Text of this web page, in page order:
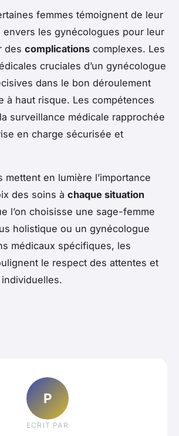
femmes témoignent de leur
envers les gynécologues pour leur
des complications complexes. Les
cruciales d’un gynécologue
dans le bon déroulement
à haut risque. Les compétences
surveillance médicale rapprochée
en charge sécurisée et
mettent en lumière l’importance
des soins à chaque situation
l’on choisisse une sage-femme
holistique ou un gynécologue
médicaux spécifiques, les
le respect des attentes et
P
ECRIT PAR